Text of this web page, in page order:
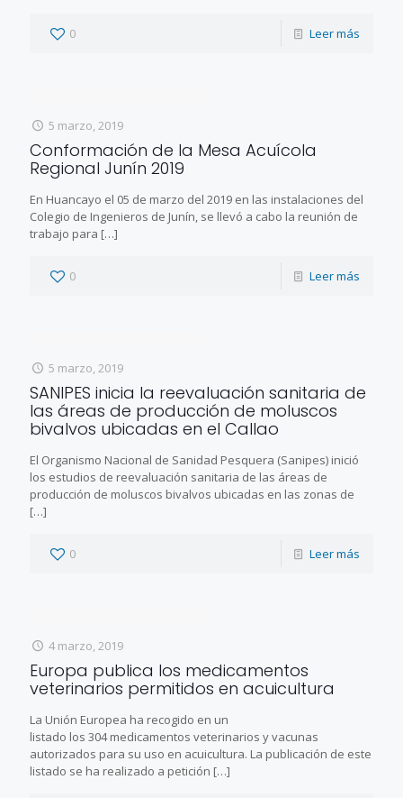
0 Leer más
5 marzo, 2019
Conformación de la Mesa Acuícola
Regional Junín 2019
En Huancayo el 05 de marzo del 2019 en las instalaciones del
Colegio de Ingenieros de Junín, se llevó a cabo la reunión de
trabajo para […]
0 Leer más
5 marzo, 2019
SANIPES inicia la reevaluación sanitaria de
las áreas de producción de moluscos
bivalvos ubicadas en el Callao
El Organismo Nacional de Sanidad Pesquera (Sanipes) inició
los estudios de reevaluación sanitaria de las áreas de
producción de moluscos bivalvos ubicadas en las zonas de
[…]
0 Leer más
4 marzo, 2019
Europa publica los medicamentos
veterinarios permitidos en acuicultura
La Unión Europea ha recogido en un
listado los 304 medicamentos veterinarios y vacunas
autorizados para su uso en acuicultura. La publicación de este
listado se ha realizado a petición […]